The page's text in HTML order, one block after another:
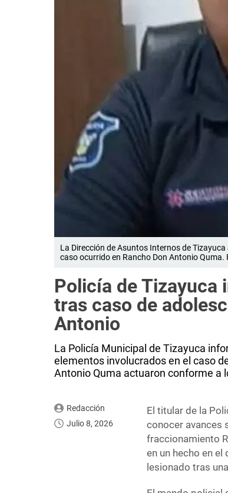
La Dirección de Asuntos Internos de
caso ocurrido en Rancho Don Antonio Quma.
Policía de Tizayuca
tras caso de
Antonio
La Policía Municipal de Tizayuca
elementos involucrados en el caso
Antonio Quma actuaron conforme a
Redacción
Julio 8, 2026
El titular de la
conocer avances
fraccionamiento
en un hecho en
lesionado tras